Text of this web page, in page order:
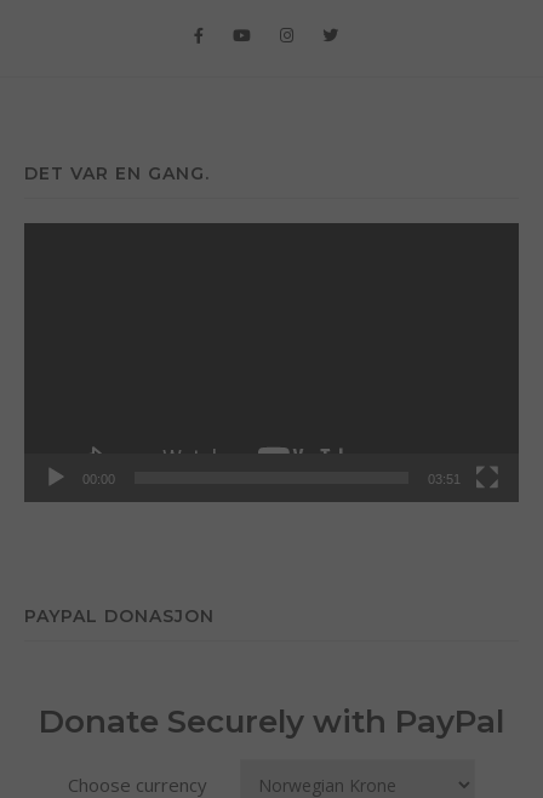
DET VAR EN GANG.
00:00 03:51
PAYPAL DONASJON
Donate Securely with PayPal
Choose currency